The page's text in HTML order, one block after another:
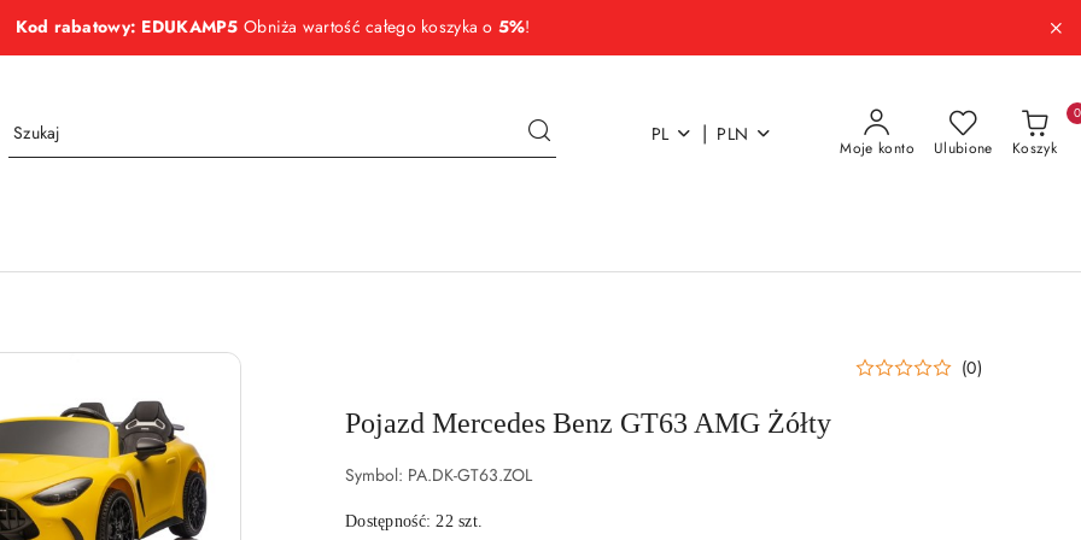
Kod rabatowy: EDUKAMP5 Obniża wartość całego koszyka o 5%!
PL | PLN
Moje konto Ulubione Koszyk
0
(0)
Pojazd Mercedes Benz GT63 AMG Żółty
Symbol: PA.DK-GT63.ZOL
Dostępność:22szt.